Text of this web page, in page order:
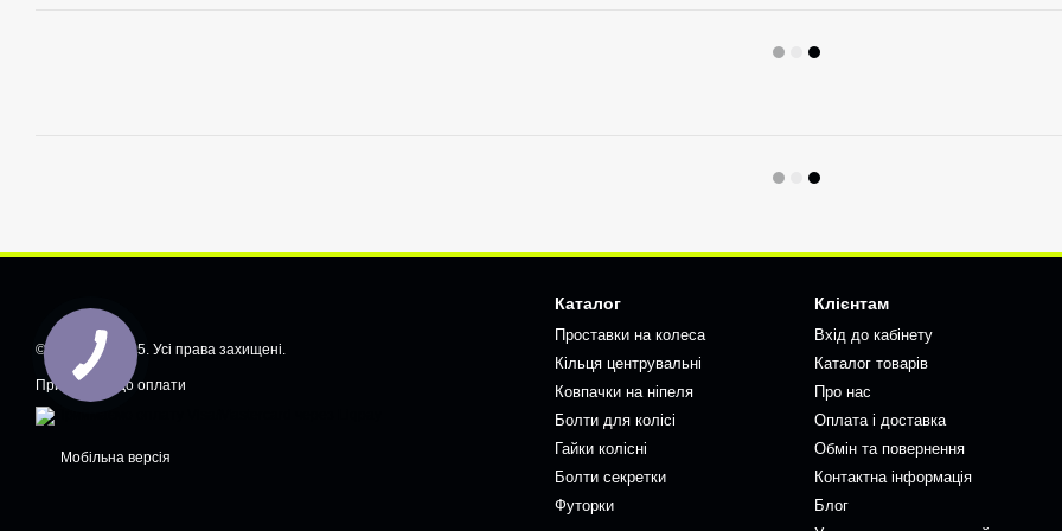
© CarShiftt, 2025. Усі права захищені.
Приймаємо до оплати
Мобільна версія
Каталог
Проставки на колеса
Кільця центрувальні
Ковпачки на ніпеля
Болти для колісі
Гайки колісні
Болти секретки
Футорки
Клієнтам
Вхід до кабінету
Каталог товарів
Про нас
Оплата і доставка
Обмін та повернення
Контактна інформація
Блог